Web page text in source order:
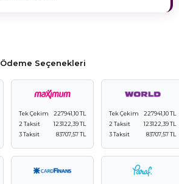
Ödeme Seçenekleri
Tek Çekim
227941,10 TL
2 Taksit
123122,39 TL
3 Taksit
83707,57 TL
Tek Çekim
227941,10 TL
2 Taksit
123122,39 TL
3 Taksit
83707,57 TL